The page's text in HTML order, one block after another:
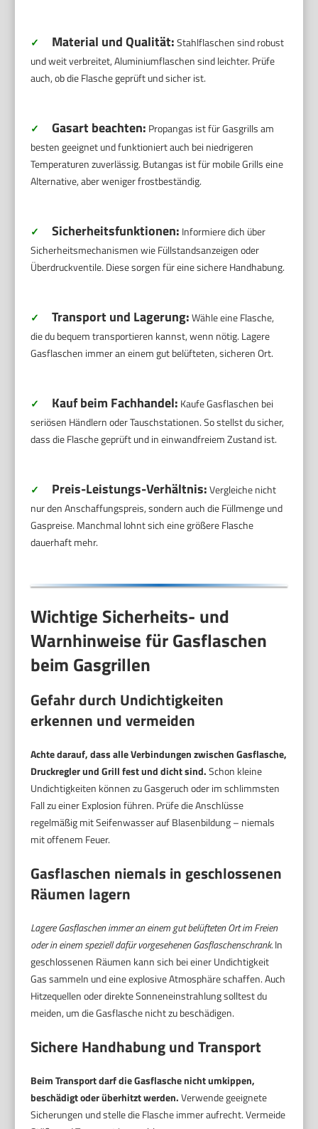
✓ Material und Qualität:Stahlflaschen sind robust
und weit verbreitet, Aluminiumflaschen sind leichter. Prüfe
auch, ob die Flasche geprüft und sicher ist.
✓ Gasart beachten: Propangas ist für Gasgrills am
besten geeignet und funktioniert auch bei niedrigeren
Temperaturen zuverlässig. Butangas ist für mobile Grills eine
Alternative, aber weniger frostbeständig.
✓ Sicherheitsfunktionen: Informiere dich über
Sicherheitsmechanismen wie Füllstandsanzeigen oder
Überdruckventile. Diese sorgen für eine sichere Handhabung.
✓ Transport und Lagerung:Wähle eine Flasche,
die du bequem transportieren kannst, wenn nötig. Lagere
Gasflaschen immer an einem gut belüfteten, sicheren Ort.
✓ Kauf beim Fachhandel: Kaufe Gasflaschen bei
seriösen Händlern oder Tauschstationen. So stellst du sicher,
dass die Flasche geprüft und in einwandfreiem Zustand ist.
✓ Preis-Leistungs-Verhältnis:Vergleiche nicht
nur den Anschaffungspreis, sondern auch die Füllmenge und
Gaspreise. Manchmal lohnt sich eine größere Flasche
dauerhaft mehr.
Wichtige Sicherheits- und
Warnhinweise für Gasflaschen
beim Gasgrillen
Gefahr durch Undichtigkeiten
erkennen und vermeiden
Achte darauf, dass alle Verbindungen zwischen Gasflasche,
Druckregler und Grill fest und dicht sind.Schon kleine
Undichtigkeiten können zu Gasgeruch oder im schlimmsten
Fall zu einer Explosion führen. Prüfe die Anschlüsse
regelmäßig mit Seifenwasser auf Blasenbildung – niemals
mit offenem Feuer.
Gasflaschen niemals in geschlossenen
Räumen lagern
Lagere Gasflaschen immer an einem gut belüfteten Ort im Freien
oder in einem speziell dafür vorgesehenen Gasflaschenschrank.In
geschlossenen Räumen kann sich bei einer Undichtigkeit
Gas sammeln und eine explosive Atmosphäre schaffen. Auch
Hitzequellen oder direkte Sonneneinstrahlung solltest du
meiden, um die Gasflasche nicht zu beschädigen.
Sichere Handhabung und Transport
Beim Transport darf die Gasflasche nicht umkippen,
beschädigt oder überhitzt werden.Verwende geeignete
Sicherungen und stelle die Flasche immer aufrecht. Vermeide